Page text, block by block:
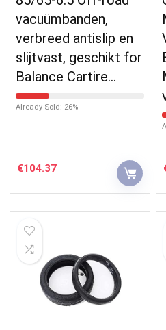
vacuümbanden,
verbreed antislip en
slijtvast, geschikt for
Balance Cartire…
Already Sold: 26%
€104.37